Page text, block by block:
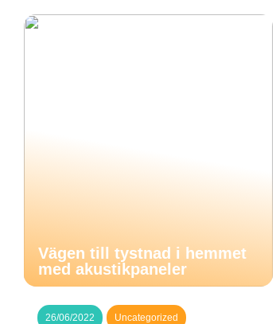
Vägen till tystnad i hemmet
med akustikpaneler
26/06/2022 Uncategorized